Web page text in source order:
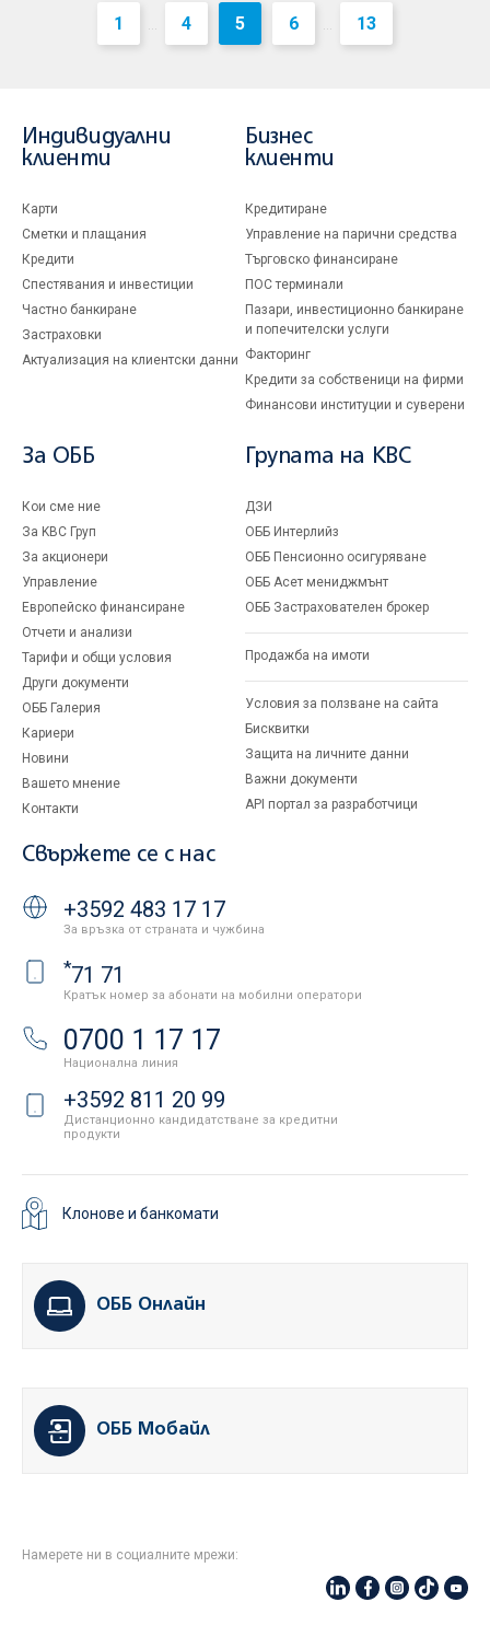
1 ... 4 5 6 ... 13
Индивидуални
клиенти
Карти
Сметки и плащания
Кредити
Спестявания и инвестиции
Частно банкиране
Застраховки
Актуализация на клиентски данни
Бизнес
клиенти
Кредитиране
Управление на парични средства
Търговско финансиране
ПОС терминали
Пазари, инвестиционно банкиране
и попечителски услуги
Факторинг
Кредити за собственици на фирми
Финансови институции и суверени
За ОББ
Кои сме ние
За KBC Груп
За акционери
Управление
Европейско финансиране
Отчети и анализи
Тарифи и общи условия
Други документи
ОББ Галерия
Кариери
Новини
Вашето мнение
Контакти
Групата на KBC
ДЗИ
ОББ Интерлийз
ОББ Пенсионно осигуряване
ОББ Асет мениджмънт
ОББ Застрахователен брокер
Продажба на имоти
Условия за ползване на сайта
Бисквитки
Защита на личните данни
Важни документи
API портал за разработчици
Свържете се с нас
+3592 483 17 17
За връзка от страната и чужбина
*71 71
Кратък номер за абонати на мобилни оператори
0700 1 17 17
Национална линия
+3592 811 20 99
Дистанционно кандидатстване за кредитни
продукти
Клонове и банкомати
ОББ Онлайн
ОББ Мобайл
Намерете ни в социалните мрежи: